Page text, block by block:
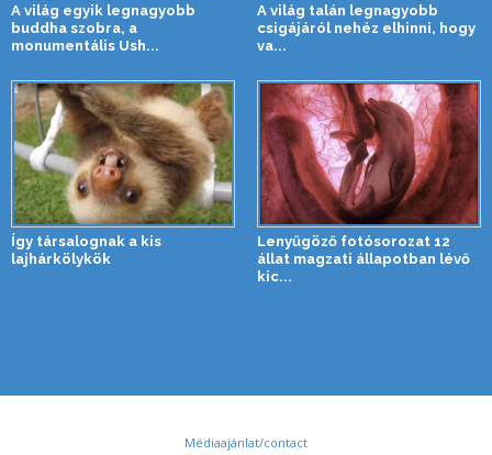
A világ egyik legnagyobb
buddha szobra, a
monumentális Ush...
A világ talán legnagyobb
csigájáról nehéz elhinni, hogy
va...
Így társalognak a kis
lajhárkölykök
Lenyűgöző fotósorozat 12
állat magzati állapotban lévő
kic...
Médiaajánlat/contact